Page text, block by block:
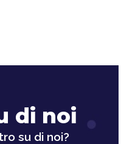
di noi
su di noi?